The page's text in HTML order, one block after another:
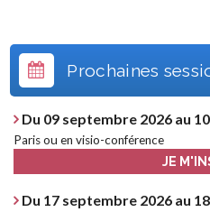
Prochaines
Du 09 septembre 2026 au
Paris ou en visio-conférence
JE
Du 17 septembre 2026 au